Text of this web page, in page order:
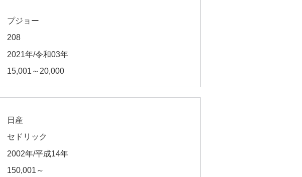
プジョー
208
2021年/令和03年
15,001～20,000
日産
セドリック
2002年/平成14年
150,001～